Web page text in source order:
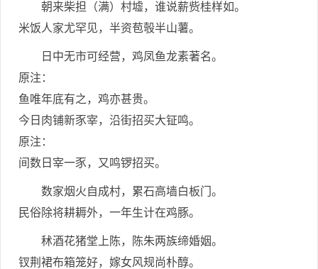
朝来柴担（满）村墟，谁说薪赀桂样如。
米饭人家尤罕见，半资苞彀半山薯。
日中无市可经营，鸡凤鱼龙素著名。
原注：
鱼唯年底有之，鸡亦甚贵。
今日肉铺新豕宰，沿街招买大钲鸣。
原注：
间数日宰一豕，又鸣锣招买。
数家烟火自成村，累石高墙白板门。
民俗除将耕耨外，一年生计在鸡豚。
秫酒花猪堂上陈，陈朱两族缔婚姻。
钗荆裙布箱笼好，嫁女风规尚朴醇。